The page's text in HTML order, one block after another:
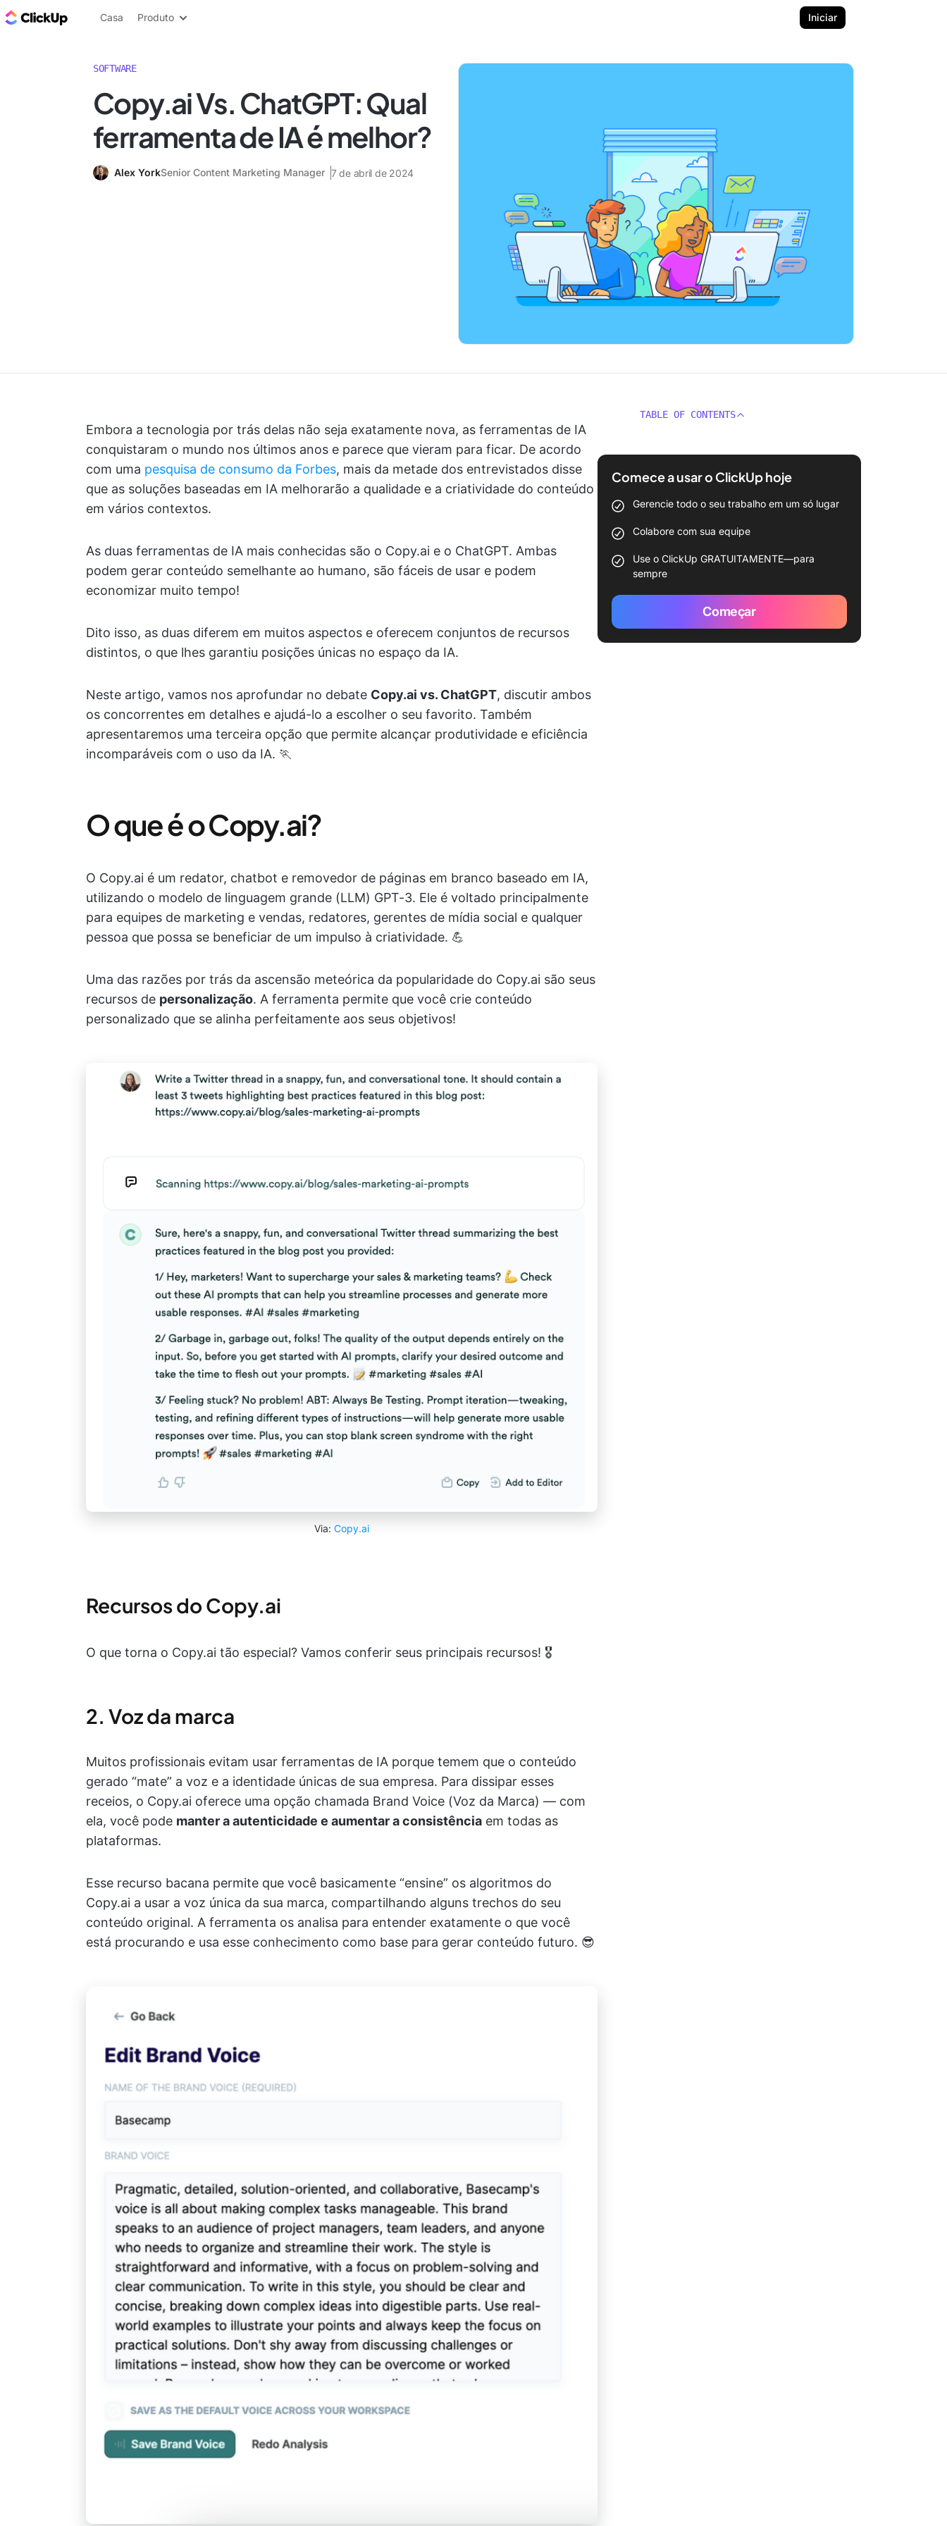
ClickUp Blogue
Casa Produto Iniciar
SOFTWARE
Copy.ai Vs. ChatGPT: Qual
ferramenta de IA é melhor?
Alex YorkSenior Content Marketing Manager 7 de abril de 2024
Embora a tecnologia por trás delas não seja exatamente nova, as ferramentas de IA
conquistaram o mundo nos últimos anos e parece que vieram para ficar. De acordo
com uma pesquisa de consumo da Forbes, mais da metade dos entrevistados disse
que as soluções baseadas em IA melhorarão a qualidade e a criatividade do conteúdo
em vários contextos.
As duas ferramentas de IA mais conhecidas são o Copy.ai e o ChatGPT. Ambas
podem gerar conteúdo semelhante ao humano, são fáceis de usar e podem
economizar muito tempo!
Dito isso, as duas diferem em muitos aspectos e oferecem conjuntos de recursos
distintos, o que lhes garantiu posições únicas no espaço da IA.
Neste artigo, vamos nos aprofundar no debate Copy.ai vs. ChatGPT, discutir ambos
os concorrentes em detalhes e ajudá-lo a escolher o seu favorito. Também
apresentaremos uma terceira opção que permite alcançar produtividade e eficiência
incomparáveis com o uso da IA. 🏃
O que é o Copy.ai?
O Copy.ai é um redator, chatbot e removedor de páginas em branco baseado em IA,
utilizando o modelo de linguagem grande (LLM) GPT-3. Ele é voltado principalmente
para equipes de marketing e vendas, redatores, gerentes de mídia social e qualquer
pessoa que possa se beneficiar de um impulso à criatividade. 💪
Uma das razões por trás da ascensão meteórica da popularidade do Copy.ai são seus
recursos de personalização. A ferramenta permite que você crie conteúdo
personalizado que se alinha perfeitamente aos seus objetivos!
Via: Copy.ai
Recursos do Copy.ai
O que torna o Copy.ai tão especial? Vamos conferir seus principais recursos! 🎖️
2. Voz da marca
Muitos profissionais evitam usar ferramentas de IA porque temem que o conteúdo
gerado “mate” a voz e a identidade únicas de sua empresa. Para dissipar esses
receios, o Copy.ai oferece uma opção chamada Brand Voice (Voz da Marca) — com
ela, você pode manter a autenticidade e aumentar a consistência em todas as
plataformas.
Esse recurso bacana permite que você basicamente “ensine” os algoritmos do
Copy.ai a usar a voz única da sua marca, compartilhando alguns trechos do seu
conteúdo original. A ferramenta os analisa para entender exatamente o que você
está procurando e usa esse conhecimento como base para gerar conteúdo futuro. 😎
TABLE OF CONTENTS
Comece a usar o ClickUp hoje
Gerencie todo o seu trabalho em um só lugar
Colabore com sua equipe
Use o ClickUp GRATUITAMENTE—para
sempre
Começar